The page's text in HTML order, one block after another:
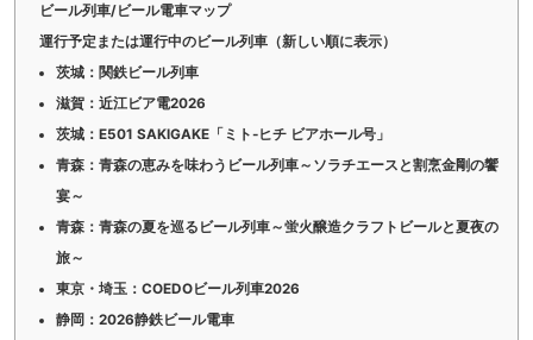
ビール列車/ビール電車マップ
運行予定または運行中のビール列車（新しい順に表示）
茨城：関鉄ビール列車
滋賀：近江ビア電2026
茨城：E501 SAKIGAKE「ミト-ヒチ ビアホール号」
青森：青森の恵みを味わうビール列車～ソラチエースと割烹金剛の饗
宴～
青森：青森の夏を巡るビール列車～蛍火醸造クラフトビールと夏夜の
旅～
東京・埼玉：COEDOビール列車2026
静岡：2026静鉄ビール電車